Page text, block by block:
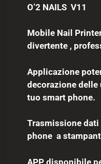
O’2 NAILS V11
Mobile Nail
divertente ,
Applicazione
decorazione
tuo smart phone.
Trasmissione
phone a
APP disponibile